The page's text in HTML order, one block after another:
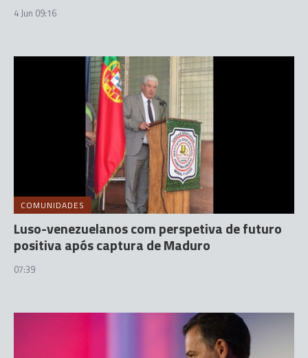
4 Jun 09:16
COMUNIDADES
Luso-venezuelanos com perspetiva de futuro
positiva após captura de Maduro
07:39